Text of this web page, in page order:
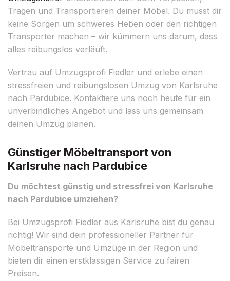
Tragen und Transportieren deiner Möbel. Du musst dir
keine Sorgen um schweres Heben oder den richtigen
Transporter machen – wir kümmern uns darum, dass
alles reibungslos verläuft.
Vertrau auf Umzugsprofi Fiedler und erlebe einen
stressfreien und reibungslosen Umzug von Karlsruhe
nach Pardubice. Kontaktiere uns noch heute für ein
unverbindliches Angebot und lass uns gemeinsam
deinen Umzug planen.
Günstiger Möbeltransport von
Karlsruhe nach Pardubice
Du möchtest günstig und stressfrei von Karlsruhe
nach Pardubice umziehen?
Bei Umzugsprofi Fiedler aus Karlsruhe bist du genau
richtig! Wir sind dein professioneller Partner für
Möbeltransporte und Umzüge in der Region und
bieten dir einen erstklassigen Service zu fairen
Preisen.